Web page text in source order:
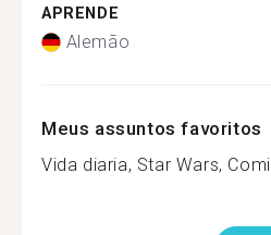
APRENDE
Alemão
Meus assuntos favoritos
Vida diaria, Star Wars,